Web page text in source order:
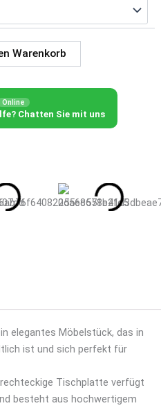
Warenkorb
Online
Chatten Sie mit uns
elegantes Möbelstück, das in
ist und sich perfekt für
Tischplatte verfügt
besteht aus hochwertigem